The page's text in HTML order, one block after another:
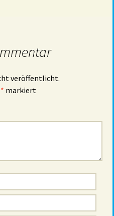
veröffentlicht.
* markiert